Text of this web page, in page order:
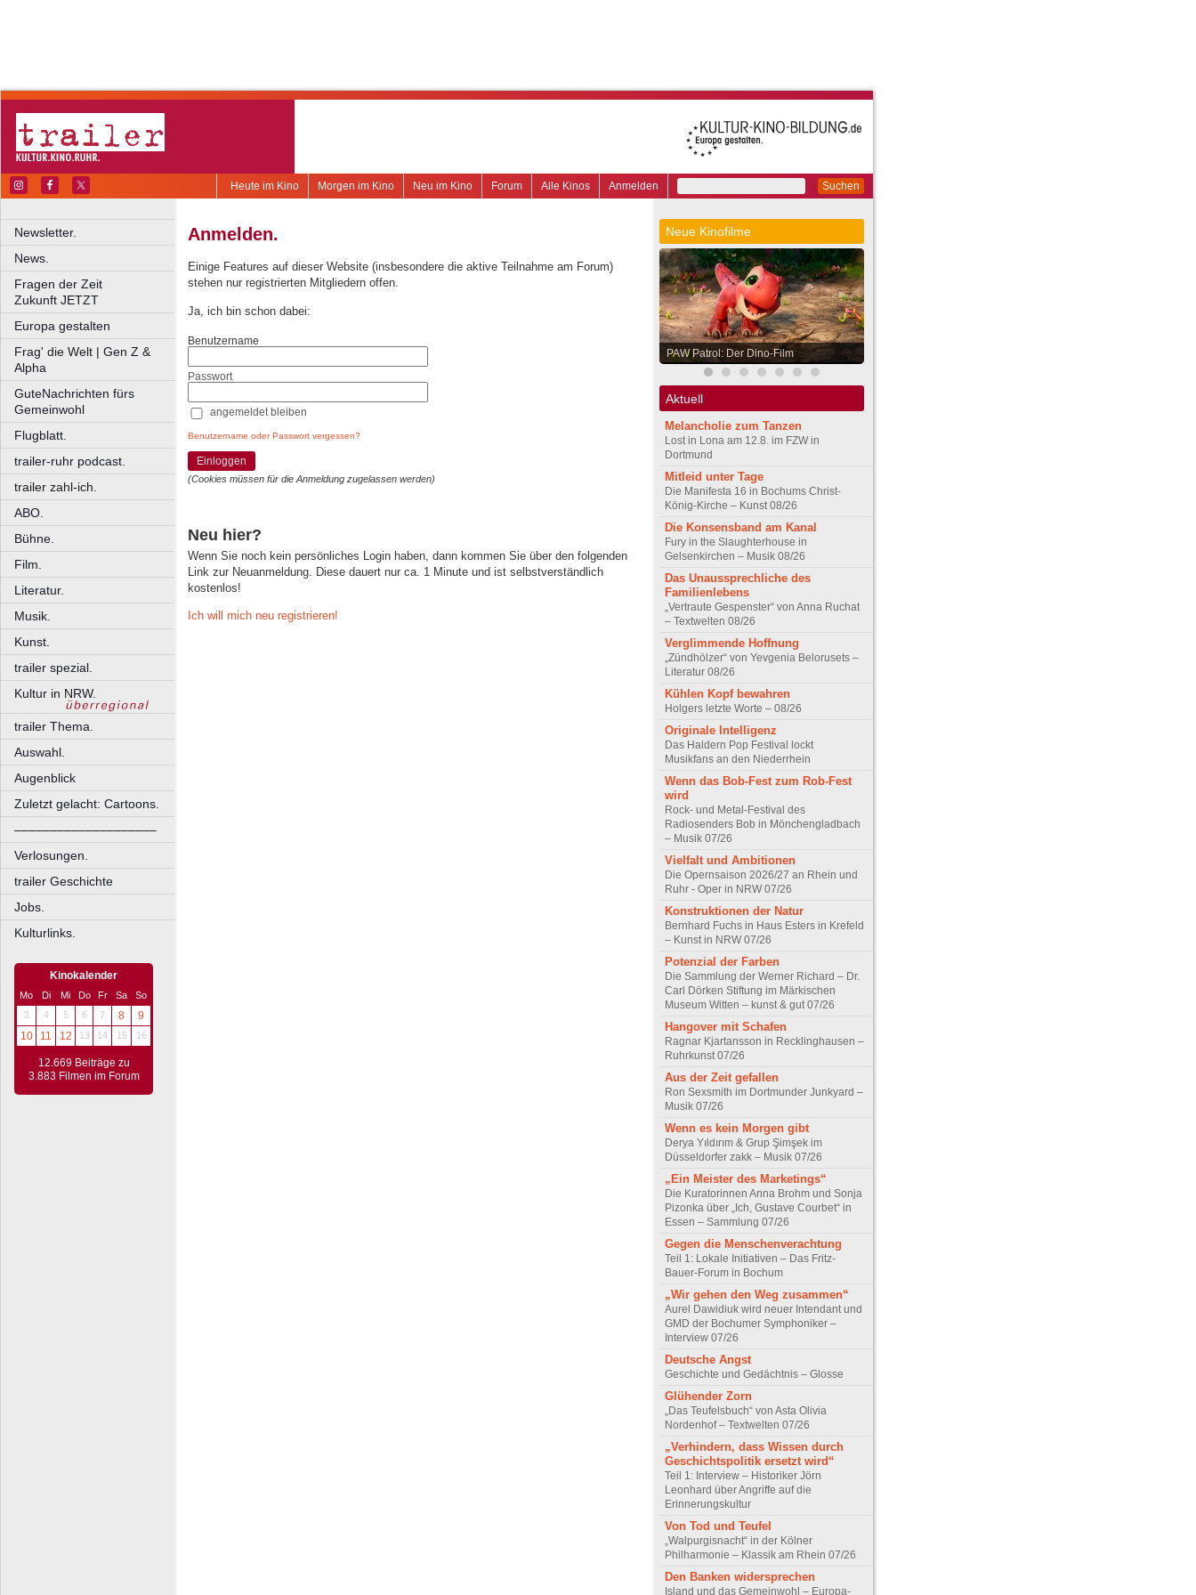
Suchen
Anmelden
Alle Kinos
Forum
Neu im Kino
Morgen im Kino
Heute im Kino
Newsletter.
News.
Fragen der Zeit
Zukunft JETZT
Europa gestalten
Frag' die Welt | Gen Z &
Alpha
GuteNachrichten fürs
Gemeinwohl
Flugblatt.
trailer-ruhr podcast.
trailer zahl-ich.
ABO.
Bühne.
Film.
Literatur.
Musik.
Kunst.
trailer spezial.
Kultur in NRW.
trailer Thema.
Auswahl.
Augenblick
Zuletzt gelacht: Cartoons.
––––––––––––––––––––
Verlosungen.
trailer Geschichte
Jobs.
Kulturlinks.
Kinokalender
Mo Di Mi Do Fr Sa
So
3
4 5 6 7 8
9
10
11 12 13 14 15 16
12.669 Beiträge zu
3.883 Filmen im Forum
Anmelden.
Einige Features auf dieser Website (insbesondere die aktive Teilnahme am Forum)
stehen nur registrierten Mitgliedern offen.
Ja, ich bin schon dabei:
Benutzername
Passwort
angemeldet bleiben
Benutzername oder Passwort vergessen?
Einloggen
(Cookies müssen für die Anmeldung zugelassen werden)
Neu hier?
Wenn Sie noch kein persönliches Login haben, dann kommen Sie über den folgenden
Link zur Neuanmeldung. Diese dauert nur ca. 1 Minute und ist selbstverständlich
kostenlos!
Ich will mich neu registrieren!
Neue Kinofilme
PAW Patrol: Der Dino-Film
Aktuell
Melancholie zum Tanzen
Lost in Lona am 12.8. im FZW in
Dortmund
Mitleid unter Tage
Die Manifesta 16 in Bochums Christ-
König-Kirche – Kunst 08/26
Die Konsensband am Kanal
Fury in the Slaughterhouse in
Gelsenkirchen – Musik 08/26
Das Unaussprechliche des
Familienlebens
„Vertraute Gespenster“ von Anna Ruchat
– Textwelten 08/26
Verglimmende Hoffnung
„Zündhölzer“ von Yevgenia Belorusets –
Literatur 08/26
Kühlen Kopf bewahren
Holgers letzte Worte – 08/26
Originale Intelligenz
Das Haldern Pop Festival lockt
Musikfans an den Niederrhein
Wenn das Bob-Fest zum Rob-Fest
wird
Rock- und Metal-Festival des
Radiosenders Bob in Mönchengladbach
– Musik 07/26
Vielfalt und Ambitionen
Die Opernsaison 2026/27 an Rhein und
Ruhr - Oper in NRW 07/26
Konstruktionen der Natur
Bernhard Fuchs in Haus Esters in Krefeld
– Kunst in NRW 07/26
Potenzial der Farben
Die Sammlung der Werner Richard – Dr.
Carl Dörken Stiftung im Märkischen
Museum Witten – kunst & gut 07/26
Hangover mit Schafen
Ragnar Kjartansson in Recklinghausen –
Ruhrkunst 07/26
Aus der Zeit gefallen
Ron Sexsmith im Dortmunder Junkyard –
Musik 07/26
Wenn es kein Morgen gibt
Derya Yıldırım & Grup Şimşek im
Düsseldorfer zakk – Musik 07/26
„Ein Meister des Marketings“
Die Kuratorinnen Anna Brohm und Sonja
Pizonka über „Ich, Gustave Courbet“ in
Essen – Sammlung 07/26
Gegen die Menschenverachtung
Teil 1: Lokale Initiativen – Das Fritz-
Bauer-Forum in Bochum
„Wir gehen den Weg zusammen“
Aurel Dawidiuk wird neuer Intendant und
GMD der Bochumer Symphoniker –
Interview 07/26
Deutsche Angst
Geschichte und Gedächtnis – Glosse
Glühender Zorn
„Das Teufelsbuch“ von Asta Olivia
Nordenhof – Textwelten 07/26
„Verhindern, dass Wissen durch
Geschichtspolitik ersetzt wird“
Teil 1: Interview – Historiker Jörn
Leonhard über Angriffe auf die
Erinnerungskultur
Von Tod und Teufel
„Walpurgisnacht“ in der Kölner
Philharmonie – Klassik am Rhein 07/26
Den Banken widersprechen
Island und das Gemeinwohl – Europa-